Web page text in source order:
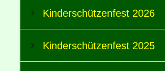
Kinderschützenfest 2026
Kinderschützenfest 2025